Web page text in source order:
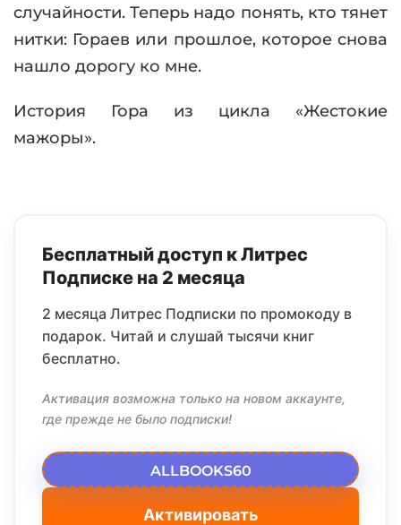
случайности. Теперь надо понять, кто тянет
нитки: Гораев или прошлое, которое снова
нашло дорогу ко мне.
История Гора из цикла «Жестокие
мажоры».
Бесплатный доступ к Литрес
Подписке на 2 месяца
2 месяца Литрес Подписки по промокоду в
подарок. Читай и слушай тысячи книг
бесплатно.
Активация возможна только на новом аккаунте,
где прежде не было подписки!
ALLBOOKS60
Активировать